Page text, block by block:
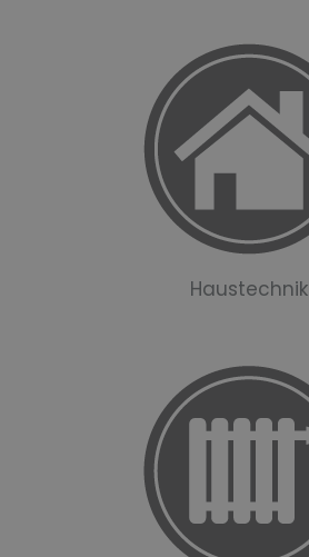
Haustechnik